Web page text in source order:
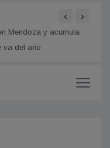
Mendoza y acumula
va del año
‹ ›